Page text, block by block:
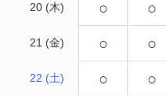
20 (木) ○ ○
21 (金) ○ ○
22 (土) ○ ○